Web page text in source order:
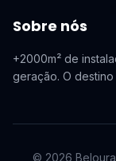
Sobre nós
+2000m² de
geração. O
© 2026